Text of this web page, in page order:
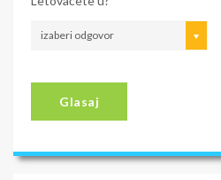
izaberi odgovor
Glasaj